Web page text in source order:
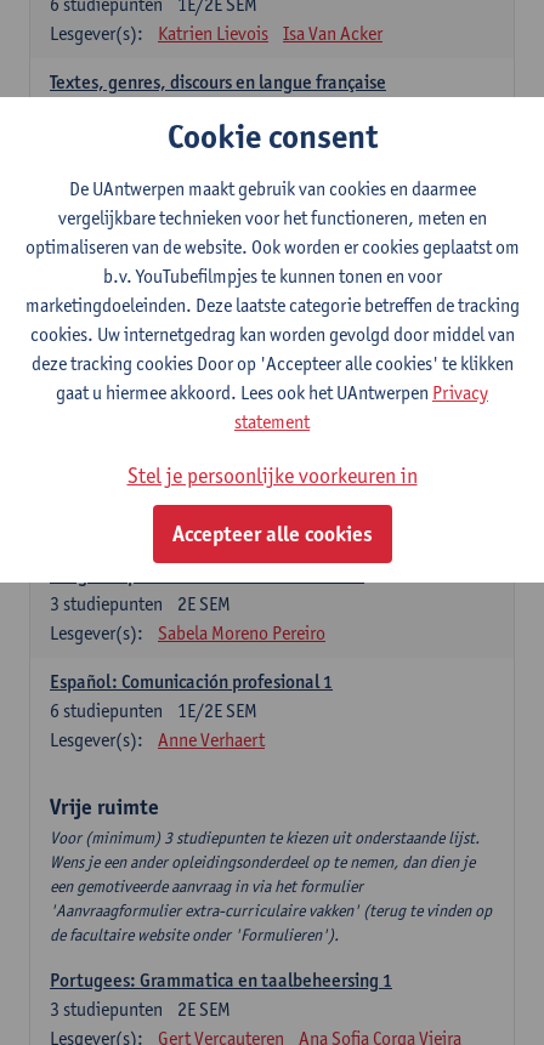
Lesgever(s):
Katrien Lievois Isa Van Acker
Textes, genres, discours en langue française
Kris Peeters
Spaans: verplichte opleidingsonderdelen
Gramática española 1
1E SEM
studiepunten
Lesgever(s):
Anne Verhaert
Gramática española 2
2E SEM
3studiepunten
Anne Verhaert
Lengua española: Destrezas básicas
Sabela Moreno Pereiro
2E SEM
3 studiepunten
Lesgever(s):
Sabela Moreno Pereiro
Español: Comunicación profesional 1
1E/2E SEM
6 studiepunten
Lesgever(s):
Anne Verhaert
Vrije ruimte
Voor (minimum) 3 studiepunten te kiezen uit onderstaande lijst.
Wens je een ander opleidingsonderdeel op te nemen, dan dien je
een gemotiveerde aanvraag in via het formulier
'Aanvraagformulier extra-curriculaire vakken' (terug te vinden op
de facultaire website onder 'Formulieren').
Portugees: Grammatica en taalbeheersing 1
2E SEM
3 studiepunten
Lesgever(s):
Gert Vercauteren Ana Sofia Corga Vieira
Cookie consent
De UAntwerpen maakt gebruik van cookies en daarmee
vergelijkbare technieken voor het functioneren, meten en
optimaliseren van de website. Ook worden er cookies geplaatst om
b.v. YouTubefilmpjes te kunnen tonen en voor
marketingdoeleinden. Deze laatste categorie betreffen de tracking
cookies. Uw internetgedrag kan worden gevolgd door middel van
deze tracking cookies Door op 'Accepteer alle cookies' te klikken
gaat u hiermee akkoord. Lees ook het UAntwerpen Privacy
statement
Stel je persoonlijke voorkeuren in
Accepteer alle cookies